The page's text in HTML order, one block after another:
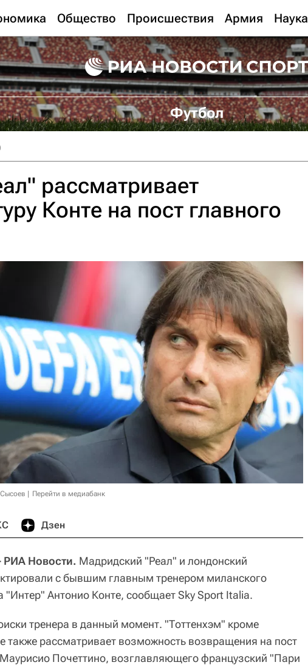
Общество Происшествия Армия Наука
Футбол
рассматривает
Конте на пост главного
Перейти в медиабанк
Дзен
Новости. Мадридский "Реал" и лондонский
с бывшим главным тренером миланского
"Интер" Антонио Конте, сообщает Sky Sport Italia.
тренера в данный момент. "Тоттенхэм" кроме
также рассматривает возможность возвращения на пост
Маурисио Почеттино, возглавляющего французский "Пари